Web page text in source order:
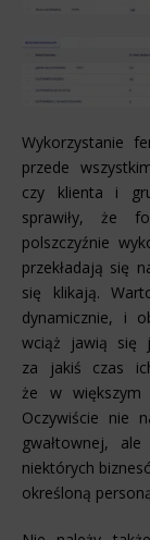
Wykorzystanie
przede
czy klienta i
sprawiły, że
polszczyźnie
przekładają się
się klikają.
dynamicznie, i
wciąż jawią się
za jakiś czas
że w większym
Oczywiście nie
gwałtownej,
niektórych
określoną